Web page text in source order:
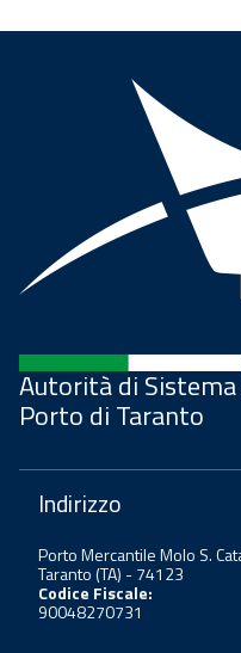
Autorità di
Porto di Taranto
Indirizzo
Porto Mercantile Molo S.
Taranto (TA) - 74123
Codice Fiscale:
90048270731